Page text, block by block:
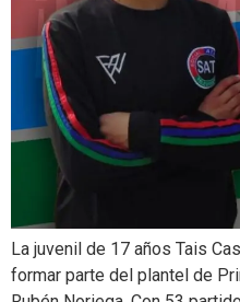
La juvenil de 17 años Tais
formar parte del plantel de